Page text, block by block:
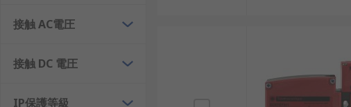
ソレノイドインターロックスイッチの選
ソレノイドインターロックスイッチを選定する際は、機械の
認することが重要です。
供給電圧：24V DC、110V AC、120V AC、230V AC、
接触 AC電圧
接触 DC 電圧
IP保護等級